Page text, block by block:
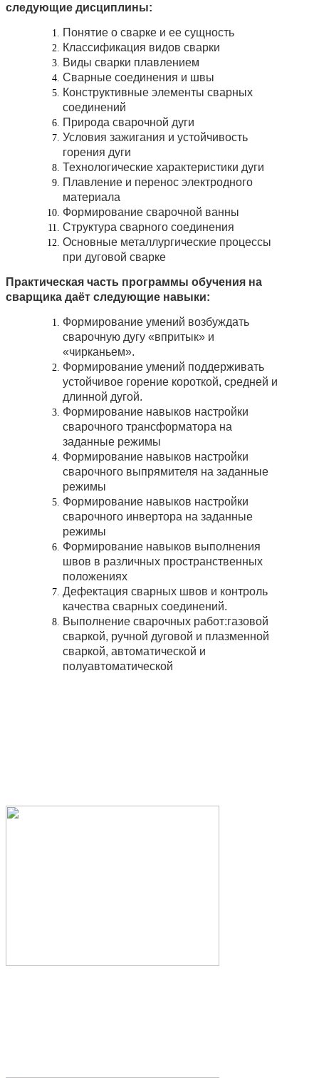
следующие дисциплины:
Понятие о сварке и ее сущность
Классификация видов сварки
Виды сварки плавлением
Сварные соединения и швы
Конструктивные элементы сварных
соединений
Природа сварочной дуги
Условия зажигания и устойчивость
горения дуги
Технологические характеристики дуги
Плавление и перенос электродного
материала
Формирование сварочной ванны
Структура сварного соединения
Основные металлургические процессы
при дуговой сварке
Практическая часть программы обучения на
сварщика даёт следующие навыки:
Формирование умений возбуждать
сварочную дугу «впритык» и
«чирканьем».
Формирование умений поддерживать
устойчивое горение короткой, средней и
длинной дугой.
Формирование навыков настройки
сварочного трансформатора на
заданные режимы
Формирование навыков настройки
сварочного выпрямителя на заданные
режимы
Формирование навыков настройки
сварочного инвертора на заданные
режимы
Формирование навыков выполнения
швов в различных пространственных
положениях
Дефектация сварных швов и контроль
качества сварных соединений.
Выполнение сварочных работ:газовой
сваркой, ручной дуговой и плазменной
сваркой, автоматической и
полуавтоматической